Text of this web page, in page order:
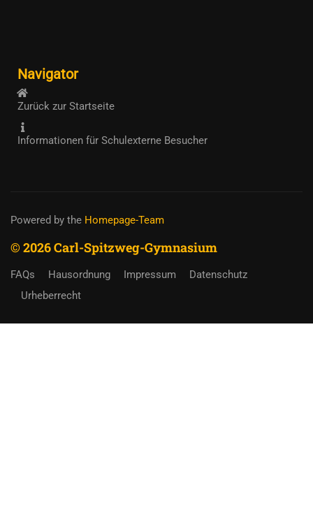
Navigator
Zurück zur Startseite
Informationen für Schulexterne Besucher
Powered by the Homepage-Team
© 2026 Carl-Spitzweg-Gymnasium
FAQs Hausordnung Impressum
Datenschutz
Urheberrecht